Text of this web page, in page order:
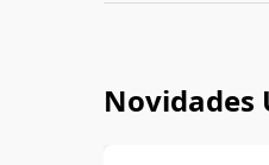
Novidades